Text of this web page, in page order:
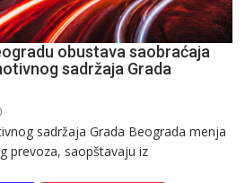
obustava saobraćaja
sadržaja Grada
sadržaja Grada Beograda menja
prevoza, saopštavaju iz